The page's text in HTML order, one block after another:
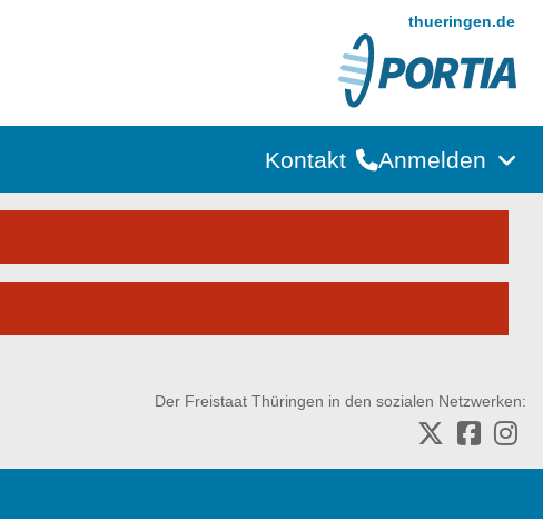
thueringen.de
Kontakt Anmelden
Der Freistaat Thüringen in den sozialen Netzwerken: